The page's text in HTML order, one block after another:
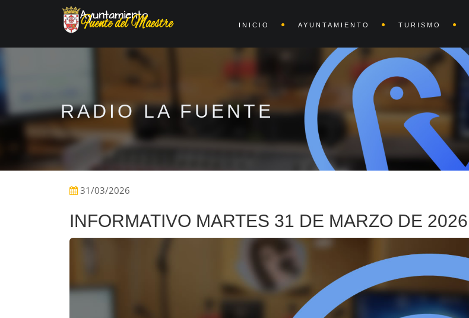
INICIO AYUNTAMIENTO TURISMO
RADIO LA FUENTE
31/03/2026
INFORMATIVO MARTES 31 DE MARZO DE 2026